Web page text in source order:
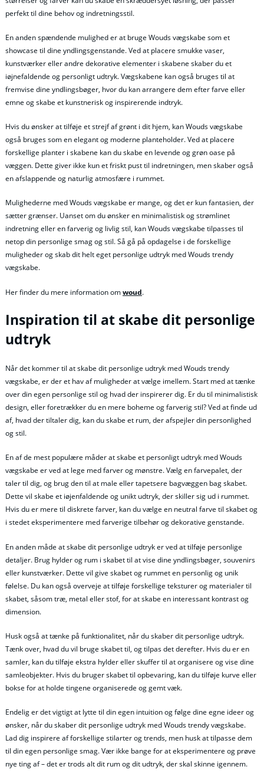
perfekt til dine behov og indretningsstil.
En anden spændende mulighed er at bruge Wouds vægskabe som et
showcase til dine yndlingsgenstande. Ved at placere smukke vaser,
kunstværker eller andre dekorative elementer i skabene skaber du et
iøjnefaldende og personligt udtryk. Vægskabene kan også bruges til at
fremvise dine yndlingsbøger, hvor du kan arrangere dem efter farve eller
emne og skabe et kunstnerisk og inspirerende indtryk.
Hvis du ønsker at tilføje et strejf af grønt i dit hjem, kan Wouds vægskabe
også bruges som en elegant og moderne planteholder. Ved at placere
forskellige planter i skabene kan du skabe en levende og grøn oase på
væggen. Dette giver ikke kun et friskt pust til indretningen, men skaber også
en afslappende og naturlig atmosfære i rummet.
Mulighederne med Wouds vægskabe er mange, og det er kun fantasien, der
sætter grænser. Uanset om du ønsker en minimalistisk og strømlinet
indretning eller en farverig og livlig stil, kan Wouds vægskabe tilpasses til
netop din personlige smag og stil. Så gå på opdagelse i de forskellige
muligheder og skab dit helt eget personlige udtryk med Wouds trendy
vægskabe.
Her finder du mere information omwoud.
Inspiration til at skabe dit personlige
udtryk
Når det kommer til at skabe dit personlige udtryk med Wouds trendy
vægskabe, er der et hav af muligheder at vælge imellem. Start med at tænke
over din egen personlige stil og hvad der inspirerer dig. Er du til minimalistisk
design, eller foretrækker du en mere boheme og farverig stil? Ved at finde ud
af, hvad der tiltaler dig, kan du skabe et rum, der afspejler din personlighed
og stil.
En af de mest populære måder at skabe et personligt udtryk med Wouds
vægskabe er ved at lege med farver og mønstre. Vælg en farvepalet, der
taler til dig, og brug den til at male eller tapetsere bagvæggen bag skabet.
Dette vil skabe et iøjenfaldende og unikt udtryk, der skiller sig ud i rummet.
Hvis du er mere til diskrete farver, kan du vælge en neutral farve til skabet og
i stedet eksperimentere med farverige tilbehør og dekorative genstande.
En anden måde at skabe dit personlige udtryk er ved at tilføje personlige
detaljer. Brug hylder og rum i skabet til at vise dine yndlingsbøger, souvenirs
eller kunstværker. Dette vil give skabet og rummet en personlig og unik
følelse. Du kan også overveje at tilføje forskellige teksturer og materialer til
skabet, såsom træ, metal eller stof, for at skabe en interessant kontrast og
dimension.
Husk også at tænke på funktionalitet, når du skaber dit personlige udtryk.
Tænk over, hvad du vil bruge skabet til, og tilpas det derefter. Hvis du er en
samler, kan du tilføje ekstra hylder eller skuffer til at organisere og vise dine
samleobjekter. Hvis du bruger skabet til opbevaring, kan du tilføje kurve eller
bokse for at holde tingene organiserede og gemt væk.
Endelig er det vigtigt at lytte til din egen intuition og følge dine egne ideer og
ønsker, når du skaber dit personlige udtryk med Wouds trendy vægskabe.
Lad dig inspirere af forskellige stilarter og trends, men husk at tilpasse dem
til din egen personlige smag. Vær ikke bange for at eksperimentere og prøve
nye ting af – det er trods alt dit rum og dit udtryk, der skal skinne igennem.